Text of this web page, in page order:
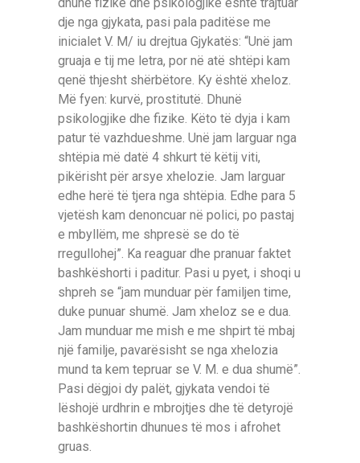
dhunë fizike dhe psikologjike është trajtuar
dje nga gjykata, pasi pala paditëse me
inicialet V. M/ iu drejtua Gjykatës: “Unë jam
gruaja e tij me letra, por në atë shtëpi kam
qenë thjesht shërbëtore. Ky është xheloz.
Më fyen: kurvë, prostitutë. Dhunë
psikologjike dhe fizike. Këto të dyja i kam
patur të vazhdueshme. Unë jam larguar nga
shtëpia më datë 4 shkurt të këtij viti,
pikërisht për arsye xhelozie. Jam larguar
edhe herë të tjera nga shtëpia. Edhe para 5
vjetësh kam denoncuar në polici, po pastaj
e mbyllëm, me shpresë se do të
rregullohej”. Ka reaguar dhe pranuar faktet
bashkëshorti i paditur. Pasi u pyet, i shoqi u
shpreh se “jam munduar për familjen time,
duke punuar shumë. Jam xheloz se e dua.
Jam munduar me mish e me shpirt të mbaj
një familje, pavarësisht se nga xhelozia
mund ta kem tepruar se V. M. e dua shumë”.
Pasi dëgjoi dy palët, gjykata vendoi të
lëshojë urdhrin e mbrojtjes dhe të detyrojë
bashkëshortin dhunues të mos i afrohet
gruas.